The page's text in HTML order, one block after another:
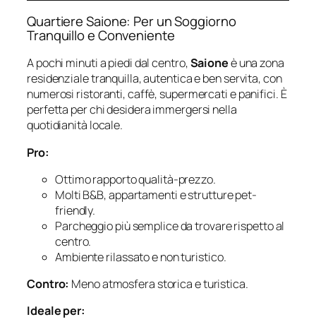
Quartiere Saione: Per un Soggiorno
Tranquillo e Conveniente
A pochi minuti a piedi dal centro,Saioneè una zona
residenziale tranquilla, autentica e ben servita, con
numerosi ristoranti, caffè, supermercati e panifici. È
perfetta per chi desidera immergersi nella
quotidianità locale.
Pro:
Ottimo rapporto qualità-prezzo.
Molti B&B, appartamenti e strutture pet-
friendly.
Parcheggio più semplice da trovare rispetto al
centro.
Ambiente rilassato e non turistico.
Contro: Meno atmosfera storica e turistica.
Ideale per: